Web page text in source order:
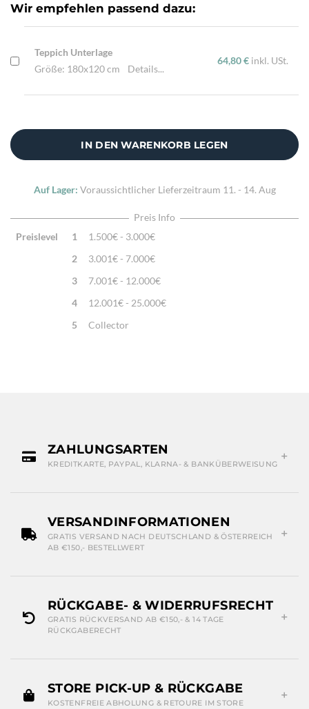
Wir empfehlen passend dazu:
Teppich Unterlage
Größe: 180x120 cm
Details...
64,80 € inkl. USt.
IN DEN WARENKORB LEGEN
Auf Lager: Voraussichtlicher Lieferzeitraum 11. - 14. Aug
Preis Info
Preislevel
1
1.500€ - 3.000€
2
3.001€ - 7.000€
3
7.001€ - 12.000€
4
12.001€ - 25.000€
5
Collector
ZAHLUNGSARTEN
KREDITKARTE, PAYPAL, KLARNA- & BANKÜBERWEISUNG
VERSANDINFORMATIONEN
GRATIS VERSAND NACH DEUTSCHLAND & ÖSTERREICH
AB €150,- BESTELLWERT
RÜCKGABE- & WIDERRUFSRECHT
GRATIS RÜCKVERSAND AB €150,- & 14 TAGE
RÜCKGABERECHT
STORE PICK-UP & RÜCKGABE
KOSTENFREIE ABHOLUNG & RETOURE IM STORE